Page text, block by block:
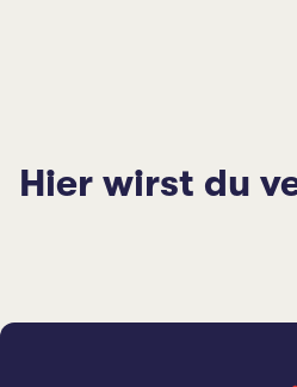
Hier wirst du